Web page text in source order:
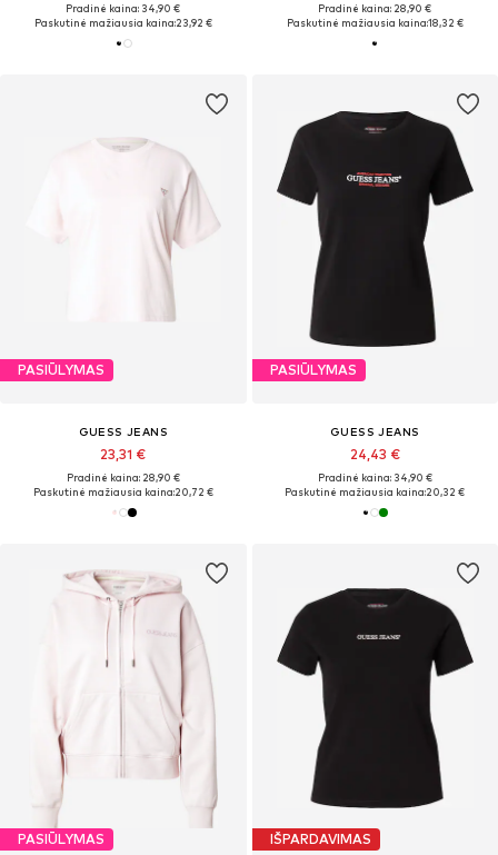
Pradinė kaina: 34,90 €
Paskutinė mažiausia kaina:23,92 €
Pradinė kaina: 28,90 €
Paskutinė mažiausia kaina:18,32 €
PASIŪLYMAS
GUESS JEANS
23,31 €
Pradinė kaina: 28,90 €
Paskutinė mažiausia kaina:20,72 €
PASIŪLYMAS
GUESS JEANS
24,43 €
Pradinė kaina: 34,90 €
Paskutinė mažiausia kaina:20,32 €
PASIŪLYMAS IŠPARDAVIMAS